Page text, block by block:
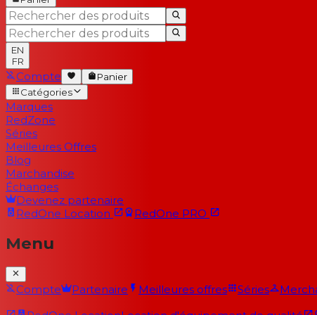
EN
FR
Compte
Panier
Catégories
Marques
RedZone
Séries
Meilleures Offres
Blog
Marchandise
Échanges
Devenez partenaire
RedOne Location RedOne PRO
Menu
Compte Partenaire Meilleures offres Séries